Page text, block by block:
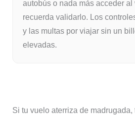
autobús o nada más acceder al
recuerda validarlo. Los
y las multas por viajar sin un
elevadas.
Si tu vuelo aterriza de